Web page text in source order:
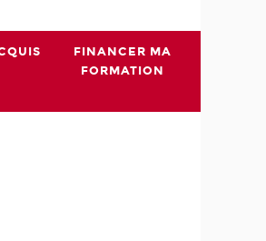
FINANCER MA
FORMATION